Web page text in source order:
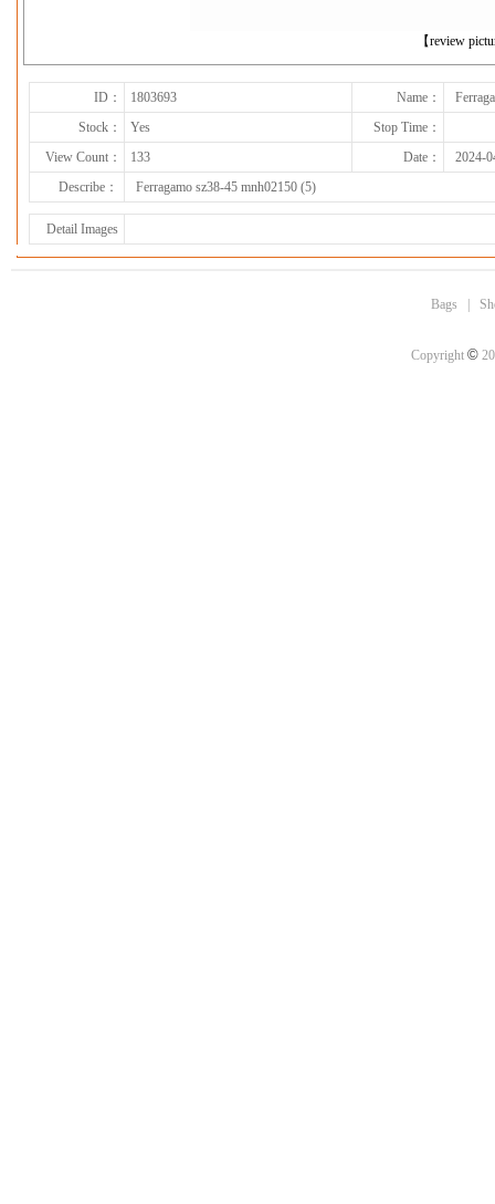
【review
ID： 1803693 Name：
Stock：
Yes
Stop Time：
View Count：
133 Date：
2024-
Describe：
Ferragamo sz38-45 mnh02150 (5)
Detail Images
Bags
Copyright ©